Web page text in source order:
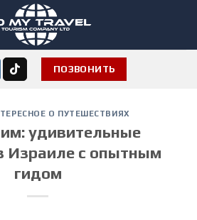
ПОЗВОНИТЬ
О ПУТЕШЕСТВИЯХ
удивительные
Израиле с опытным
гидом